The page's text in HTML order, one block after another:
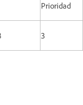
Prioridad
3